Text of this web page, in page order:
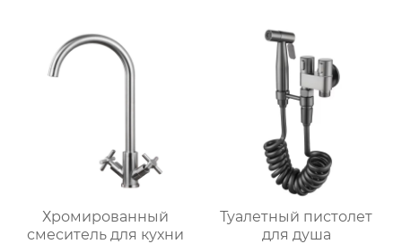
Хромированный
смеситель для кухни
Туалетный пистолет
для душа